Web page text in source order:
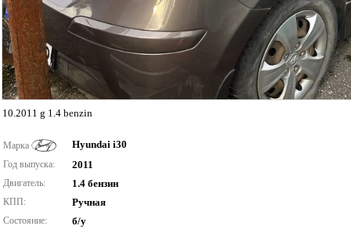
10.2011 g 1.4 benzin
Марка Hyundai i30
Год выпуска: 2011
Двигатель: 1.4 бензин
КПП: Ручная
Состояние: б/у